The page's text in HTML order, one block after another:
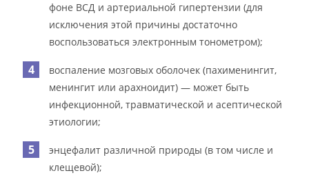
фоне ВСД и артериальной гипертензии (для
исключения этой причины достаточно
воспользоваться электронным тонометром);
воспаление мозговых оболочек (пахименингит,
менингит или арахноидит) — может быть
инфекционной, травматической и асептической
этиологии;
энцефалит различной природы (в том числе и
клещевой);